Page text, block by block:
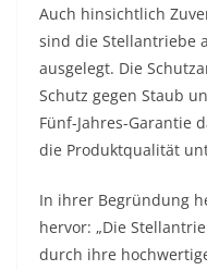
Auch hinsichtlich
sind die Stellantriebe
ausgelegt. Die
Schutz gegen Staub
Fünf-Jahres-Garantie
die Produktqualität
In ihrer Begründung
hervor: „Die
durch ihre